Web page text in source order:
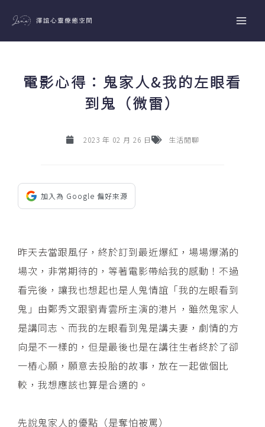
主
電影心得：鬼家人&我的左眼看
到鬼（微雷）
2023 年 02 月 26 日 生活閒聊
加入為 Google 偏好來源
昨天去當跟風仔，終於訂到最近爆紅，場場爆滿的
場次，非常期待的，等著電影帶給我的感動！不過
看完後，讓我也想起也是人鬼情誼「我的左眼看到
鬼」由鄭秀文跟劉青雲所主演的港片，雖然鬼家人
是講同志、而我的左眼看到鬼是講夫妻，劇情的方
向是不一樣的，但是最後也是在講往生者終於了卻
一樁心願，願意去投胎的故事，放在一起做個比
較，我想應該也算是合適的。
先說鬼家人的優點（是奪怕被罵）